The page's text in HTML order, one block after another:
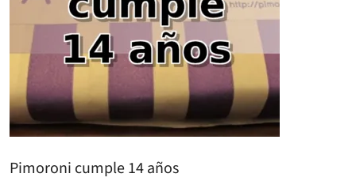
Pimoroni cumple 14 años